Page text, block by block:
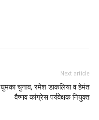
Next article
घुमका चुनाव, रमेश डाकलिया व हेमंत
वैष्णव कांग्रेस पर्यवेक्षक नियुक्त